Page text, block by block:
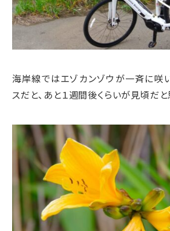
海岸線ではエゾカンゾウが一斉に咲
スだと、あと１週間後くらいが見頃だと